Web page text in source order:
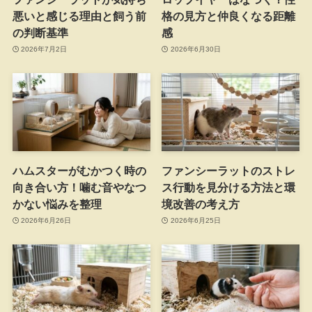
悪いと感じる理由と飼う前
の判断基準
2026年7月2日
格の見方と仲良くなる距離
感
2026年6月30日
ハムスターがむかつく時の
向き合い方！噛む音やなつ
かない悩みを整理
2026年6月26日
ファンシーラットのストレ
ス行動を見分ける方法と環
境改善の考え方
2026年6月25日